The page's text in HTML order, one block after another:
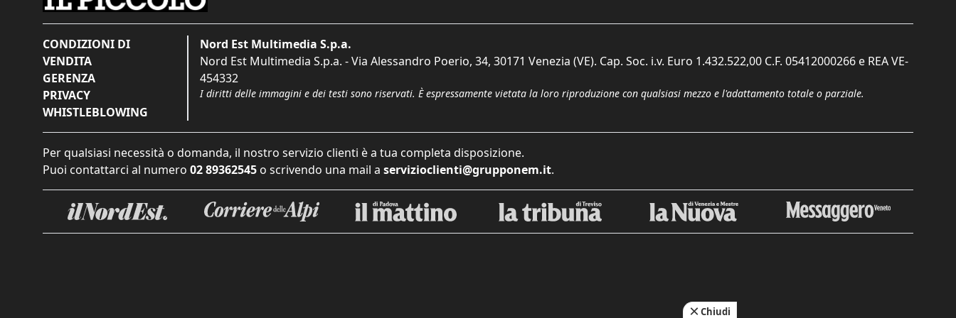
CONDIZIONI DI
VENDITA
GERENZA
PRIVACY
WHISTLEBLOWING
Nord Est Multimedia S.p.a.
Nord Est Multimedia S.p.a. - Via Alessandro Poerio, 34, 30171 Venezia (VE). Cap. Soc. i.v. Euro 1.432.522,00 C.F. 05412000266 e REA VE-
454332
I diritti delle immagini e dei testi sono riservati. È espressamente vietata la loro riproduzione con qualsiasi mezzo e l'adattamento totale o parziale.
Per qualsiasi necessità o domanda, il nostro servizio clienti è a tua completa disposizione.
Puoi contattarci al numero 02 89362545 o scrivendo una mail a servizioclienti@grupponem.it.
Chiudi